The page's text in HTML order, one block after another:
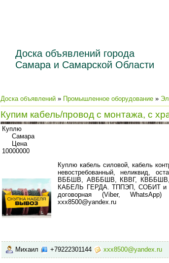
Доска объявлений города
Самара и Самарской Области
Доска объявлений » Промышленное оборудование »
Купим кабель/провод с монтажа, с
Куплю
Самара
Цена
10000000
Куплю кабель силовой, кабель
невостребованный, неликвид,
ВББШВ, АВББШВ, КВВГ,
КАБЕЛЬ ГЕРДА. ТППЭП, СОБИТ и
договорная (Viber,
xxx8500@yandex.ru
Михаил +79222301144 xxx8500@yandex.ru